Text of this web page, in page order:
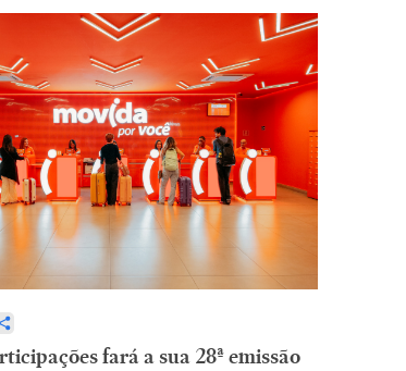
fará a sua 28ª emissão